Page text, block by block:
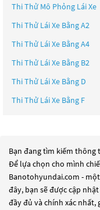
Thi Thử Mô Phỏng Lái Xe
Thi Thử Lái Xe Bằng A2
Thi Thử Lái Xe Bằng A4
Thi Thử Lái Xe Bằng B2
Thi Thử Lái Xe Bằng D
Thi Thử Lái Xe Bằng F
Bạn đang tìm kiếm thông
Để lựa chọn cho mình
Banotohyundai.com -
đây, bạn sẽ được cập
đầy đủ và chính xác nhất,